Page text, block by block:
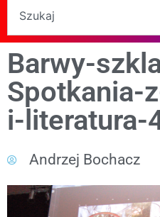
Barwy-
Spotkania-
i-literatura-
Andrzej Bochacz